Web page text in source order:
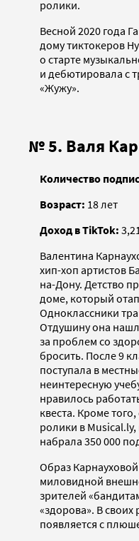
ролики.
Весной 2020 года
дому тиктокеров
о старте
и дебютировала с
«Жужу».
№ 5. Валя
Количество
Возраст: 18 лет
Доход в TikTok:
Валентина
хип-хоп артистов
на-Дону. Детство
доме, который
Одноклассники
Отдушину она
за проблем со
бросить. После 9
поступала в
неинтересную
нравилось
квеста. Кроме
ролики в
набрала 350 000
Образ Карнауховой
миловидной
зрителей
«здорова». В своих
появляется с